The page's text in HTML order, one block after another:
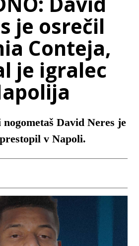
je osrečil
Conteja,
je igralec
David Neres je
v Napoli.